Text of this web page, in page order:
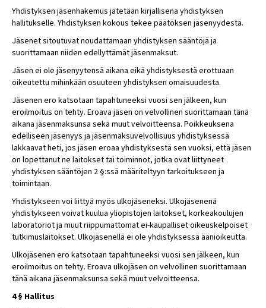
Yhdistyksen jäsenhakemus jätetään kirjallisena yhdistyksen
hallitukselle. Yhdistyksen kokous tekee päätöksen jäsenyydestä.
Jäsenet sitoutuvat noudattamaan yhdistyksen sääntöjä ja
suorittamaan niiden edellyttämät jäsenmaksut.
Jäsen ei ole jäsenyytensä aikana eikä yhdistyksestä erottuaan
oikeutettu mihinkään osuuteen yhdistyksen omaisuudesta.
Jäsenen ero katsotaan tapahtuneeksi vuosi sen jälkeen, kun
eroilmoitus on tehty. Eroava jäsen on velvollinen suorittamaan tänä
aikana jäsenmaksunsa sekä muut velvoitteensa. Poikkeuksena
edelliseen jäsenyys ja jäsenmaksuvelvollisuus yhdistyksessä
lakkaavat heti, jos jäsen eroaa yhdistyksestä sen vuoksi, että jäsen
on lopettanut ne laitokset tai toiminnot, jotka ovat liittyneet
yhdistyksen sääntöjen 2 §:ssä määriteltyyn tarkoitukseen ja
toimintaan.
Yhdistykseen voi liittyä myös ulkojäseneksi. Ulkojäsenenä
yhdistykseen voivat kuulua yliopistojen laitokset, korkeakoulujen
laboratoriot ja muut riippumattomat ei-kaupalliset oikeuskelpoiset
tutkimuslaitokset. Ulkojäsenellä ei ole yhdistyksessä äänioikeutta.
Ulkojäsenen ero katsotaan tapahtuneeksi vuosi sen jälkeen, kun
eroilmoitus on tehty. Eroava ulkojäsen on velvollinen suorittamaan
tänä aikana jäsenmaksunsa sekä muut velvoitteensa.
4 § Hallitus